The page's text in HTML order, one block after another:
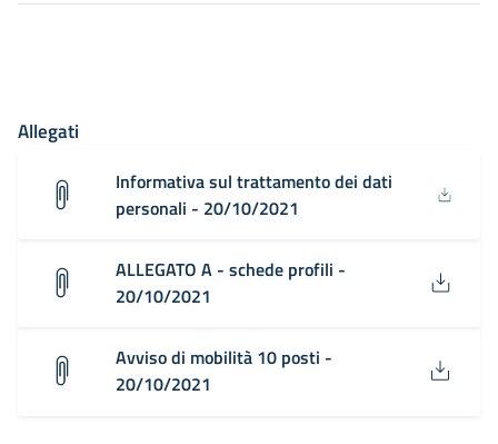
Allegati
Informativa sul trattamento dei dati
personali - 20/10/2021
ALLEGATO A - schede profili -
20/10/2021
Avviso di mobilità 10 posti -
20/10/2021